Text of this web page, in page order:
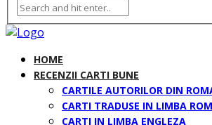
HOME
RECENZII CARTI BUNE
CARTILE AUTORILOR DIN
CARTI TRADUSE IN LIMBA
CARTI IN LIMBA ENGLEZA